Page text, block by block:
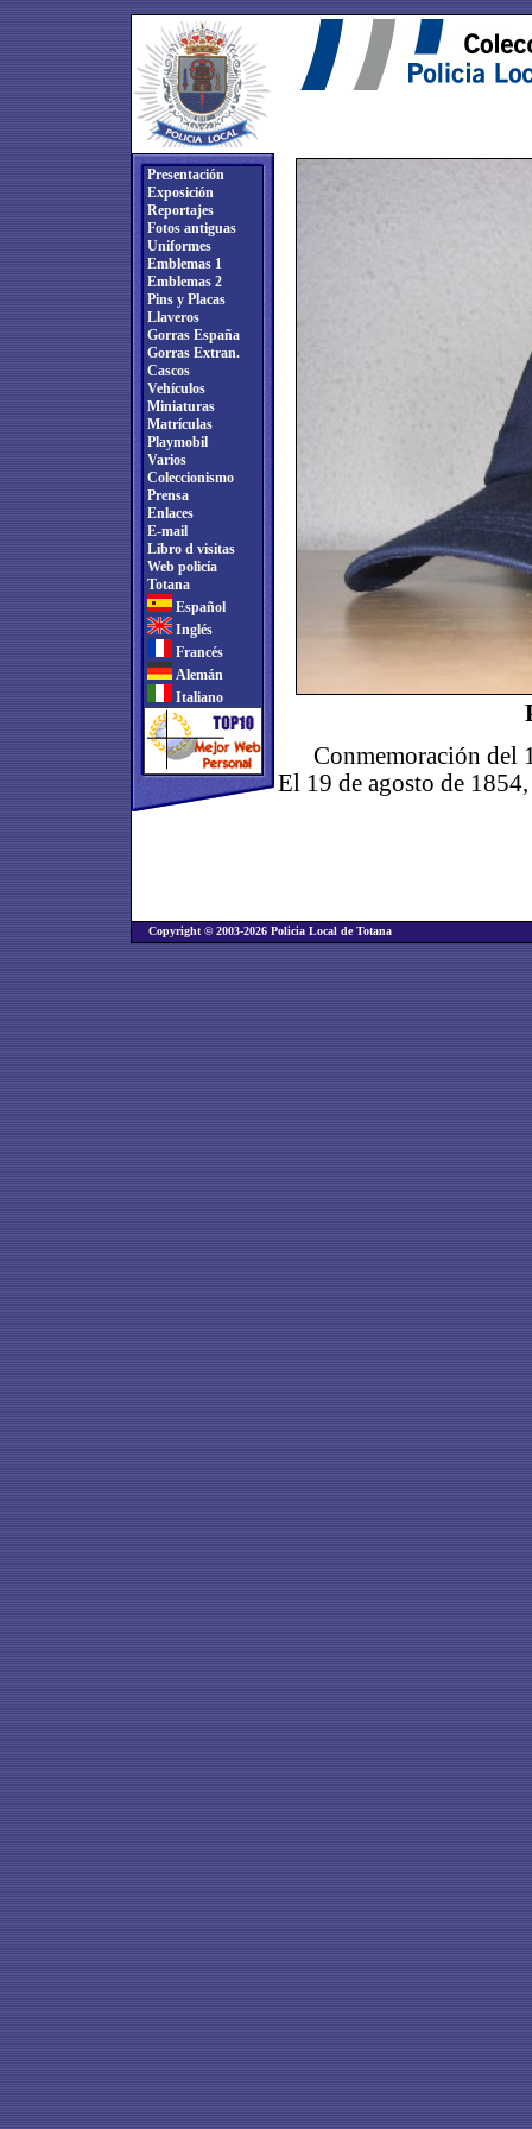
Presentación
Exposición
Reportajes
Fotos antiguas
Uniformes
Emblemas 1
Emblemas 2
Pins y Placas
Llaveros
Gorras España
Gorras Extran.
Cascos
Vehículos
Miniaturas
Matrículas
Playmobil
Varios
Coleccionismo
Prensa
Enlaces
E-mail
Libro d visitas
Web policía
Totana
Español
Inglés
Francés
Alemán
Italiano
Conmemoración del
El 19 de agosto de
Copyright © 2003-2026 Policia Local de Totana